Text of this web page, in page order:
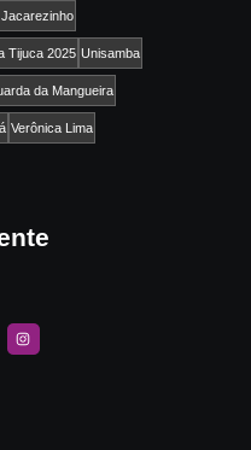
Tijuca 2025 Unisamba
da Mangueira
Verônica Lima